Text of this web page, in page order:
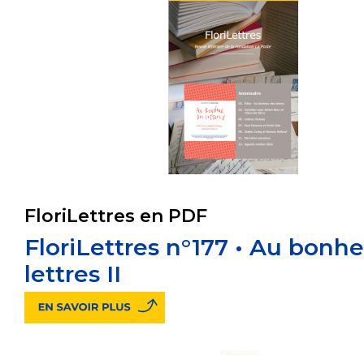
FloriLettres en PDF
FloriLettres n°177 • Au
lettres II